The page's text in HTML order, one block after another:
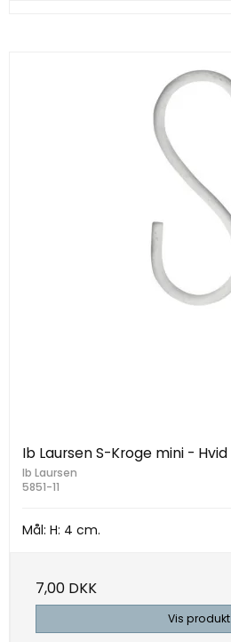
Ib Laursen S-Kroge mini - Hvid
Ib Laursen
5851-11
Mål: H: 4 cm.
7,00 DKK
Vis produkt